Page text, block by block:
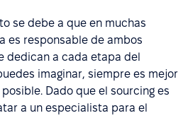
se debe a que en muchas
es responsable de ambos
dedican a cada etapa del
imaginar, siempre es mejor
Dado que el sourcing es
a un especialista para el